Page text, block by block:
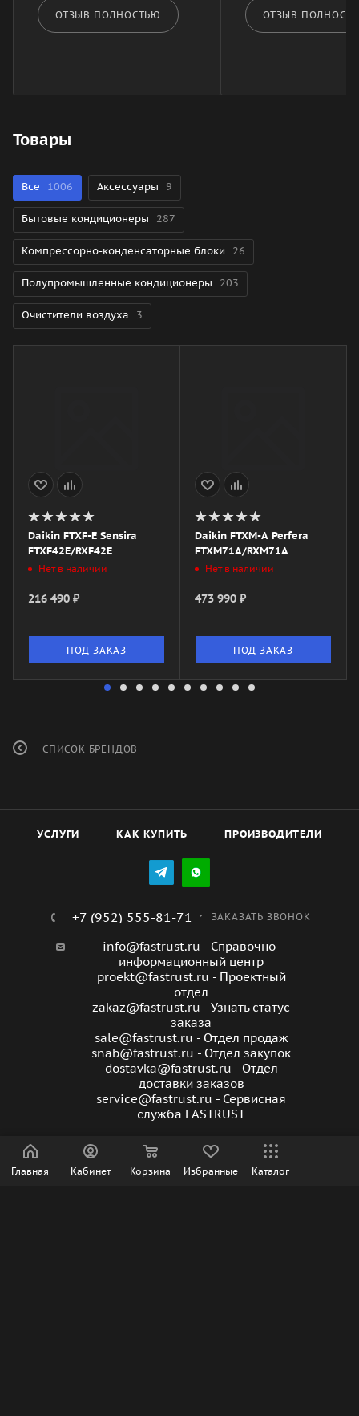
ОТЗЫВ ПОЛНОСТЬЮ ОТЗЫВ
Товары
Все 1006 Аксессуары 9
Бытовые кондиционеры 287
Компрессорно-конденсаторные блоки 26
Полупромышленные кондиционеры 203
Очистители воздуха 3
Daikin FTXF-E Sensira
FTXF42E/RXF42E
Нет в наличии
216 490 ₽
ПОД ЗАКАЗ
Daikin FTXM-A Perfera
FTXM71A/RXM71A
Нет в наличии
473 990 ₽
ПОД ЗАКАЗ
СПИСОК БРЕНДОВ
УСЛУГИ КАК КУПИТЬ ПРОИЗВОДИТЕЛИ
+7 (952) 555-81-71 ЗАКАЗАТЬ ЗВОНОК
info@fastrust.ru - Справочно-
информационный центр
proekt@fastrust.ru - Проектный
отдел
zakaz@fastrust.ru - Узнать статус
заказа
sale@fastrust.ru - Отдел продаж
snab@fastrust.ru - Отдел закупок
dostavka@fastrust.ru - Отдел
доставки заказов
service@fastrust.ru - Сервисная
служба FASTRUST
ПОДПИСАТЬСЯ НА РАССЫЛКУ
Главная Кабинет Корзина Избранные Каталог